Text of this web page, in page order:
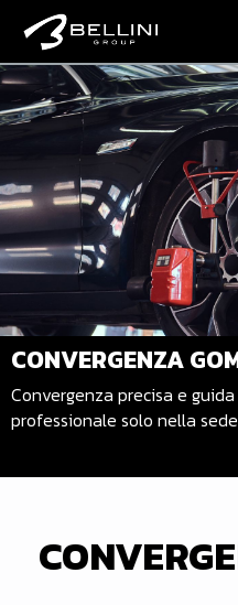
CONVERGENZA
Convergenza precisa e
professionale solo nella